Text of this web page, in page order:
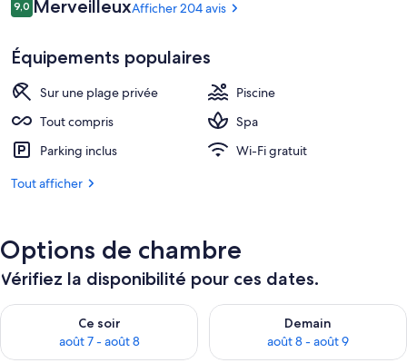
Piscine couverte, 2 piscines
de
voyageurs
9,09,0 sur 10
MerveilleuxAfficher 204 avis
Équipements populaires
Sur une plage privée
Piscine
Tout compris
Spa
Parking inclus
Wi-Fi gratuit
Tout afficher
Options de chambre
Vérifiez la disponibilité pour ces dates.
Ce soir
août 7 - août 8
Vérifier la disponibilité pour ce soir août 7 - août 8
Demain
août 8 - août 9
Vérifier la disponibilité pour